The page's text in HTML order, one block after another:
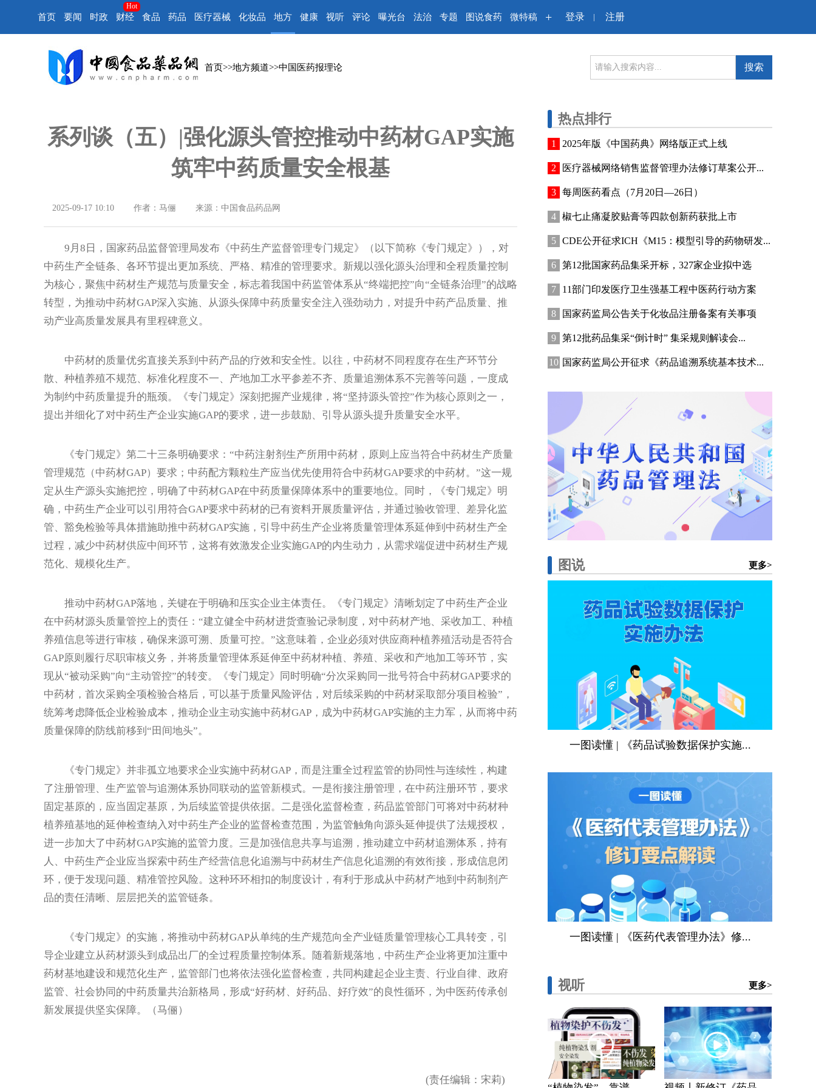
首页 要闻 时政 财经
Hot
食品 药品 医疗器械 化妆品 地方 健康 视听 评论 曝光台 法治 专题 图说食药 微特稿 + 登录 | 注册
首页>>地方频道>>中国医药报理论 搜索
系列谈（五）|强化源头管控推动中药材GAP实施
筑牢中药质量安全根基
2025-09-17 10:10 作者：马俪 来源：中国食品药品网
9月8日，国家药品监督管理局发布《中药生产监督管理专门规定》（以下简称《专门规定》），对
中药生产全链条、各环节提出更加系统、严格、精准的管理要求。新规以强化源头治理和全程质量控制
为核心，聚焦中药材生产规范与质量安全，标志着我国中药监管体系从“终端把控”向“全链条治理”的战略
转型，为推动中药材GAP深入实施、从源头保障中药质量安全注入强劲动力，对提升中药产品质量、推
动产业高质量发展具有里程碑意义。
中药材的质量优劣直接关系到中药产品的疗效和安全性。以往，中药材不同程度存在生产环节分
散、种植养殖不规范、标准化程度不一、产地加工水平参差不齐、质量追溯体系不完善等问题，一度成
为制约中药质量提升的瓶颈。《专门规定》深刻把握产业规律，将“坚持源头管控”作为核心原则之一，
提出并细化了对中药生产企业实施GAP的要求，进一步鼓励、引导从源头提升质量安全水平。
《专门规定》第二十三条明确要求：“中药注射剂生产所用中药材，原则上应当符合中药材生产质量
管理规范（中药材GAP）要求；中药配方颗粒生产应当优先使用符合中药材GAP要求的中药材。”这一规
定从生产源头实施把控，明确了中药材GAP在中药质量保障体系中的重要地位。同时，《专门规定》明
确，中药生产企业可以引用符合GAP要求中药材的已有资料开展质量评估，并通过验收管理、差异化监
管、豁免检验等具体措施助推中药材GAP实施，引导中药生产企业将质量管理体系延伸到中药材生产全
过程，减少中药材供应中间环节，这将有效激发企业实施GAP的内生动力，从需求端促进中药材生产规
范化、规模化生产。
推动中药材GAP落地，关键在于明确和压实企业主体责任。《专门规定》清晰划定了中药生产企业
在中药材源头质量管控上的责任：“建立健全中药材进货查验记录制度，对中药材产地、采收加工、种植
养殖信息等进行审核，确保来源可溯、质量可控。”这意味着，企业必须对供应商种植养殖活动是否符合
GAP原则履行尽职审核义务，并将质量管理体系延伸至中药材种植、养殖、采收和产地加工等环节，实
现从“被动采购”向“主动管控”的转变。《专门规定》同时明确“分次采购同一批号符合中药材GAP要求的
中药材，首次采购全项检验合格后，可以基于质量风险评估，对后续采购的中药材采取部分项目检验”，
统筹考虑降低企业检验成本，推动企业主动实施中药材GAP，成为中药材GAP实施的主力军，从而将中药
质量保障的防线前移到“田间地头”。
《专门规定》并非孤立地要求企业实施中药材GAP，而是注重全过程监管的协同性与连续性，构建
了注册管理、生产监管与追溯体系协同联动的监管新模式。一是衔接注册管理，在中药注册环节，要求
固定基原的，应当固定基原，为后续监管提供依据。二是强化监督检查，药品监管部门可将对中药材种
植养殖基地的延伸检查纳入对中药生产企业的监督检查范围，为监管触角向源头延伸提供了法规授权，
进一步加大了中药材GAP实施的监管力度。三是加强信息共享与追溯，推动建立中药材追溯体系，持有
人、中药生产企业应当探索中药生产经营信息化追溯与中药材生产信息化追溯的有效衔接，形成信息闭
环，便于发现问题、精准管控风险。这种环环相扣的制度设计，有利于形成从中药材产地到中药制剂产
品的责任清晰、层层把关的监管链条。
《专门规定》的实施，将推动中药材GAP从单纯的生产规范向全产业链质量管理核心工具转变，引
导企业建立从药材源头到成品出厂的全过程质量控制体系。随着新规落地，中药生产企业将更加注重中
药材基地建设和规范化生产，监管部门也将依法强化监督检查，共同构建起企业主责、行业自律、政府
监管、社会协同的中药质量共治新格局，形成“好药材、好药品、好疗效”的良性循环，为中医药传承创
新发展提供坚实保障。（马俪）
(责任编辑：宋莉)
热点排行
2025年版《中国药典》网络版正式上线
医疗器械网络销售监督管理办法修订草案公开...
每周医药看点（7月20日—26日）
椒七止痛凝胶贴膏等四款创新药获批上市
CDE公开征求ICH《M15：模型引导的药物研发...
第12批国家药品集采开标，327家企业拟中选
11部门印发医疗卫生强基工程中医药行动方案
国家药监局公告关于化妆品注册备案有关事项
第12批药品集采“倒计时” 集采规则解读会...
国家药监局公开征求《药品追溯系统基本技术...
图说 更多>
一图读懂 | 《药品试验数据保护实施...
一图读懂 | 《医药代表管理办法》修...
视听 更多>